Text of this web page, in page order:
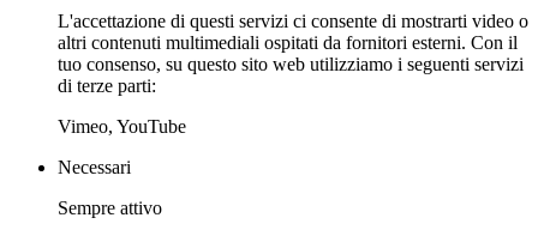
L'accettazione di questi servizi ci consente di mostrarti video o
altri contenuti multimediali ospitati da fornitori esterni. Con il
tuo consenso, su questo sito web utilizziamo i seguenti servizi
di terze parti:
Vimeo, YouTube
Necessari
Sempre attivo